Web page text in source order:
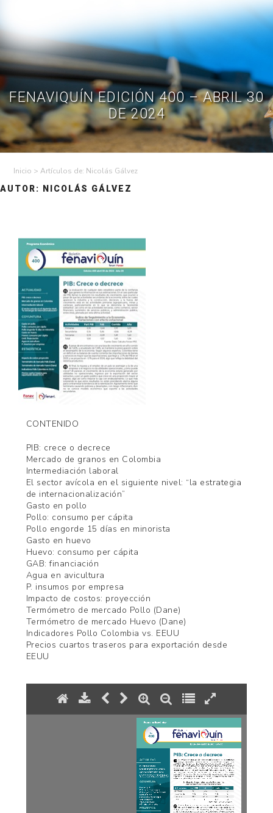
Transparencia
Contrataciones
Contáctenos
Regístrese – Solo
avicultores
Inicia Sesión
content
FENAVIQUÍN EDICIÓN 400 – ABRIL 30
DE 2024
>Artículos de: Nicolás Gálvez
AUTOR:
NICOLÁS GÁLVEZ
CONTENIDO
PIB: crece o decrece
Mercado de granos en Colombia
Intermediación laboral
El sector avícola en el siguiente nivel: “la estrategia
de internacionalización”
Gasto en pollo
Pollo: consumo per cápita
Pollo engorde 15 días en minorista
Gasto en huevo
Huevo: consumo per cápita
GAB: financiación
Agua en avicultura
P. insumos por empresa
Impacto de costos: proyección
Termómetro de mercado Pollo (Dane)
Termómetro de mercado Huevo (Dane)
Indicadores Pollo Colombia vs. EEUU
Precios cuartos traseros para exportación desde
EEUU